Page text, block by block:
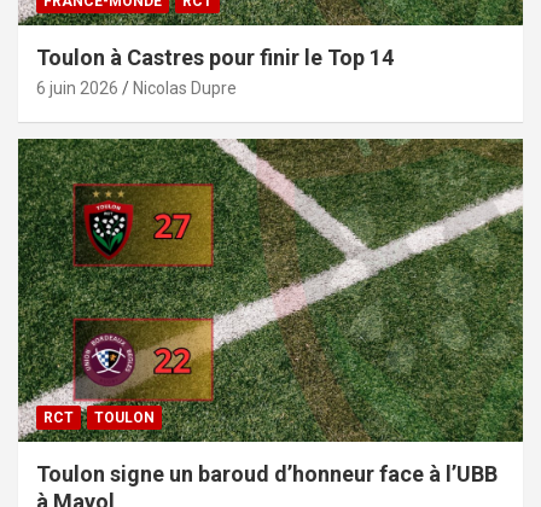
Toulon à Castres pour finir le Top 14
6 juin 2026 Nicolas Dupre
RCT TOULON
Toulon signe un baroud d’honneur face à l’UBB
à Mayol